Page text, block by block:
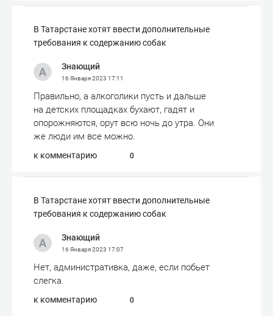
​В Татарстане хотят ввести дополнительные
требования к содержанию собак
Знающий
16 Января 2023 17:11
Правильно, а алкоголики пусть и дальше
на детских площадках бухают, гадят и
опорожняются, орут всю ночь до утра. Они
же люди им все можно.
к комментарию 0
​В Татарстане хотят ввести дополнительные
требования к содержанию собак
Знающий
16 Января 2023 17:07
Нет, административка, даже, если побьет
слегка.
к комментарию 0